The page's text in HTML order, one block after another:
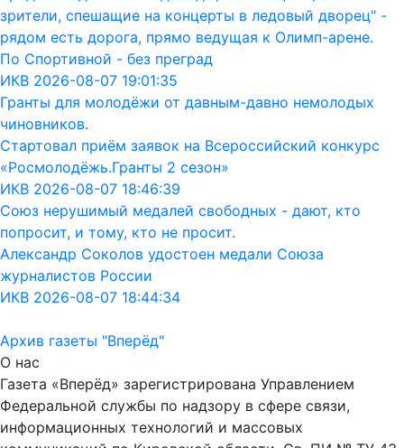
зрители, спешащие на концерты в ледовый дворец" -
рядом есть дорога, прямо ведущая к Олимп-арене.
По Спортивной - без преград
ИКВ 2026-08-07 19:01:35
Гранты для молодёжи от давным-давно немолодых
чиновников.
Стартовал приём заявок на Всероссийский конкурс
«Росмолодёжь.Гранты 2 сезон»
ИКВ 2026-08-07 18:46:39
Союз нерушимый медалей свободных - дают, кто
попросит, и тому, кто не просит.
Александр Соколов удостоен медали Союза
журналистов России
ИКВ 2026-08-07 18:44:34
Архив газеты "Вперёд"
О нас
Газета «Вперёд» зарегистрирована Управлением
Федеральной службы по надзору в сфере связи,
информационных технологий и массовых